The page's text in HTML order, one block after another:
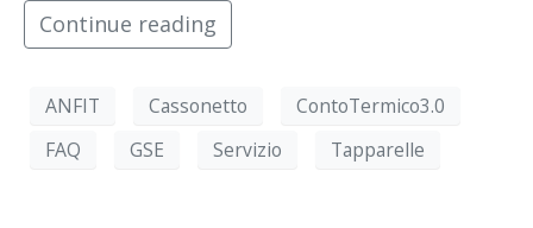
Continue reading
ANFIT Cassonetto
ContoTermico3.0
FAQ
GSE Servizio Tapparelle